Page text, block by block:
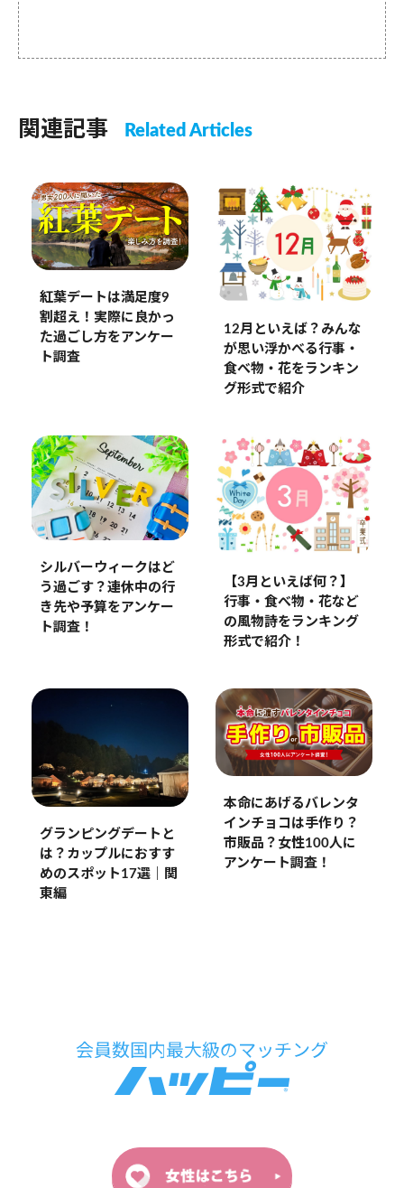
関連記事 Related Articles
紅葉デートは満足度9
割超え！実際に良かっ
た過ごし方をアンケー
ト調査
12月といえば？みんな
が思い浮かべる行事・
食べ物・花をランキン
グ形式で紹介
シルバーウィークはど
う過ごす？連休中の行
き先や予算をアンケー
ト調査！
【3月といえば何？】
行事・食べ物・花など
の風物詩をランキング
形式で紹介！
グランピングデートと
は？カップルにおすす
めのスポット17選｜関
東編
本命にあげるバレンタ
インチョコは手作り？
市販品？女性100人に
アンケート調査！